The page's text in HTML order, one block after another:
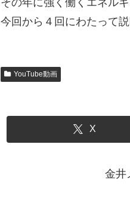
その年に強く働くエネル
今回から４回にわたって
YouTube動画
X
金井